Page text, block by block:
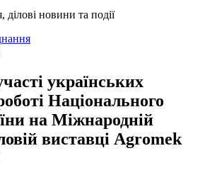
новини та події
українських
Національного
на Міжнародній
виставці Agromek